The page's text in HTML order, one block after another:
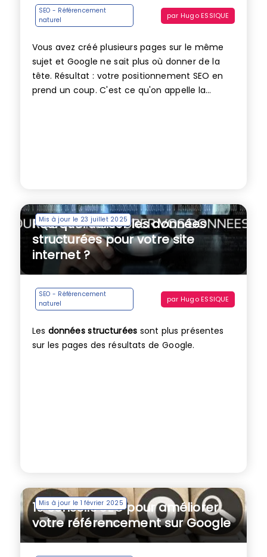
SEO - Référencement
naturel
par Hugo ESSIQUE
Vous avez créé plusieurs pages sur le même
sujet et Google ne sait plus où donner de la
tête. Résultat : votre positionnement SEO en
prend un coup. C'est ce qu'on appelle la...
Mis à jour le 23 juillet 2025
Pourquoi utiliser les données
structurées pour votre site
internet ?
SEO - Référencement
naturel
par Hugo ESSIQUE
Les données structurées sont plus présentes
sur les pages des résultats de Google.
Mis à jour le 1 février 2025
10 conseils SEO pour améliorer
votre référencement sur Google